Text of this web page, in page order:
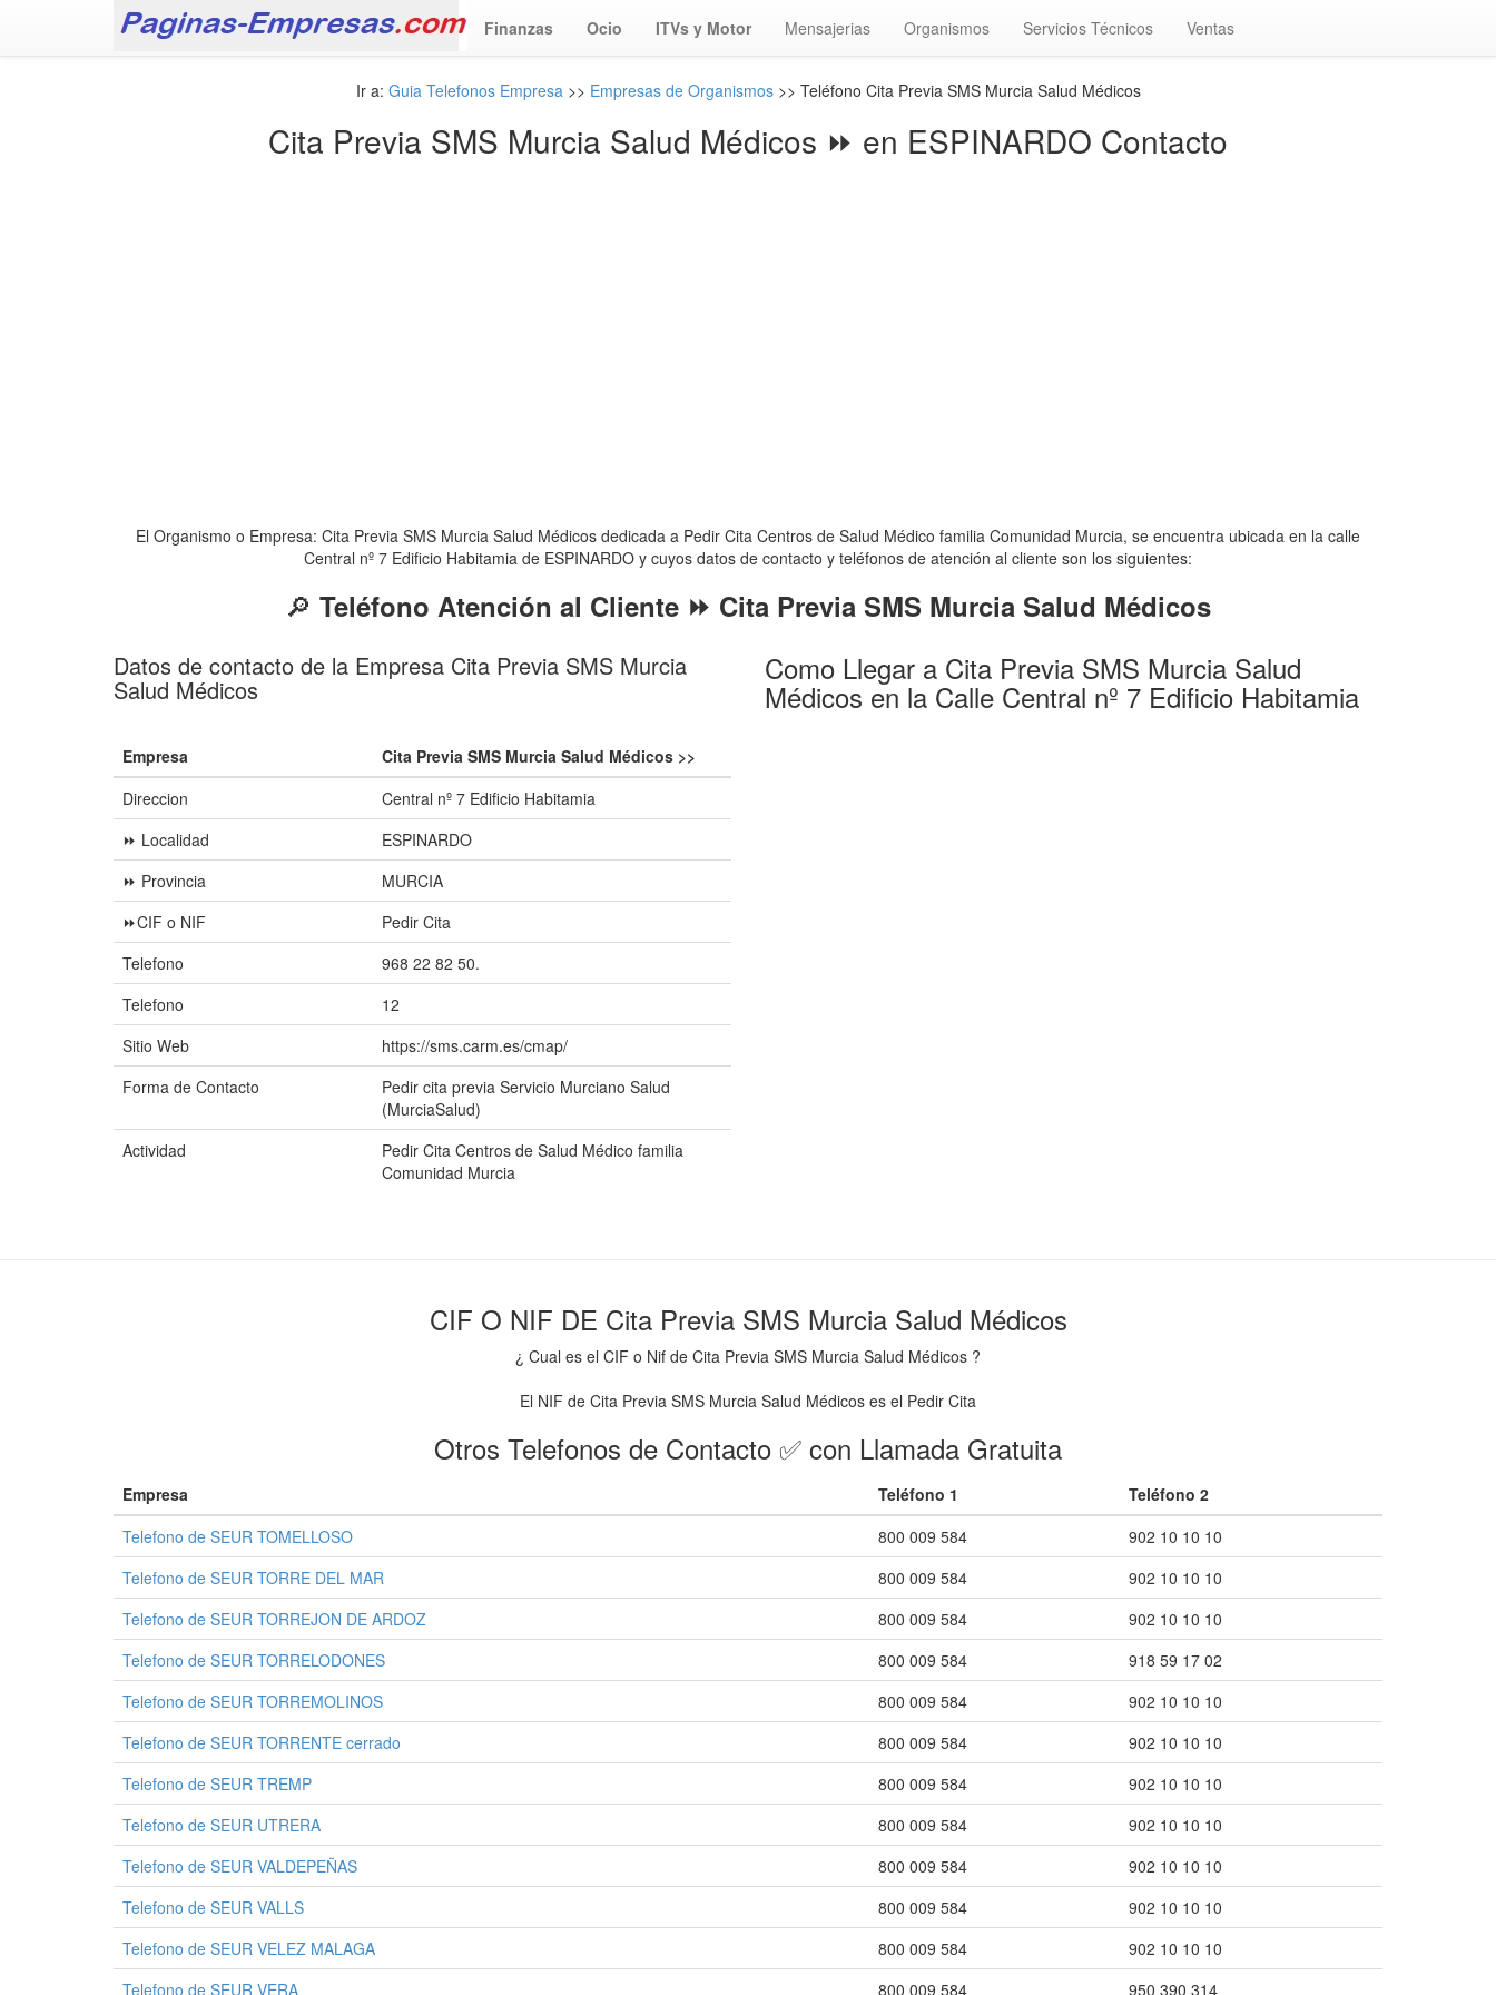
Finanzas Ocio ITVs y Motor Mensajerias Organismos Servicios Técnicos Ventas
Ir a: Guia Telefonos Empresa>> Empresas de Organismos>> Teléfono Cita Previa SMS Murcia Salud Médicos
Cita Previa SMS Murcia Salud Médicos ⏩ en ESPINARDO Contacto
El Organismo o Empresa: Cita Previa SMS Murcia Salud Médicos dedicada a Pedir Cita Centros de Salud Médico familia Comunidad Murcia, se encuentra ubicada en la calle
Central nº 7 Edificio Habitamia de ESPINARDO y cuyos datos de contacto y teléfonos de atención al cliente son los siguientes:
🔎 Teléfono Atención al Cliente ⏩ Cita Previa SMS Murcia Salud Médicos
Datos de contacto de la Empresa Cita Previa SMS Murcia
Salud Médicos
Empresa
Cita Previa SMS Murcia Salud Médicos >>
Direccion
Central nº 7 Edificio Habitamia
⏩ Localidad
ESPINARDO
⏩ Provincia
MURCIA
⏩CIF o NIF
Pedir Cita
Telefono
968 22 82 50.
Telefono
12
Sitio Web
https://sms.carm.es/cmap/
Forma de Contacto
Pedir cita previa Servicio Murciano Salud
(MurciaSalud)
Actividad
Pedir Cita Centros de Salud Médico familia
Comunidad Murcia
Como Llegar a Cita Previa SMS Murcia Salud
Médicos en la Calle Central nº 7 Edificio Habitamia
CIF O NIF DE Cita Previa SMS Murcia Salud Médicos
¿ Cual es el CIF o Nif de Cita Previa SMS Murcia Salud Médicos ?
El NIF de Cita Previa SMS Murcia Salud Médicos es el Pedir Cita
Otros Telefonos de Contacto ✅ con Llamada Gratuita
Empresa Teléfono 1
Teléfono 2
Telefono de SEUR TOMELLOSO
800 009 584
902 10 10 10
Telefono de SEUR TORRE DEL MAR
800 009 584
902 10 10 10
Telefono de SEUR TORREJON DE ARDOZ
800 009 584
902 10 10 10
Telefono de SEUR TORRELODONES
800 009 584
918 59 17 02
Telefono de SEUR TORREMOLINOS
800 009 584
902 10 10 10
Telefono de SEUR TORRENTE cerrado
800 009 584
902 10 10 10
Telefono de SEUR TREMP
800 009 584
902 10 10 10
Telefono de SEUR UTRERA
800 009 584
902 10 10 10
Telefono de SEUR VALDEPEÑAS
800 009 584
902 10 10 10
Telefono de SEUR VALLS
800 009 584
902 10 10 10
Telefono de SEUR VELEZ MALAGA
800 009 584
902 10 10 10
Telefono de SEUR VERA
800 009 584 950 390 314